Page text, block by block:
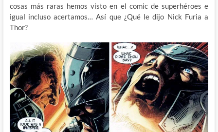
cosas más raras hemos visto en el comic de superhéroes e
igual incluso acertamos… Así que ¿Qué le dijo Nick Furia a
Thor?